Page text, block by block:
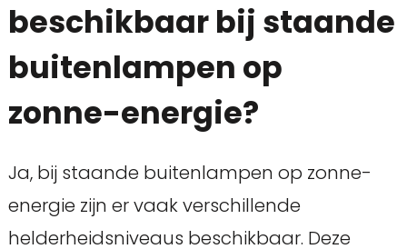
beschikbaar bij staande
buitenlampen op
zonne-energie?
Ja, bij staande buitenlampen op zonne-
energie zijn er vaak verschillende
helderheidsniveaus beschikbaar. Deze